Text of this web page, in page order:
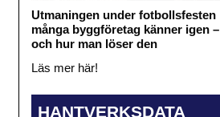
Utmaningen under fotbollsfesten
många byggföretag känner igen –
och hur man löser den
Läs mer här!
HANTVERKSDATA